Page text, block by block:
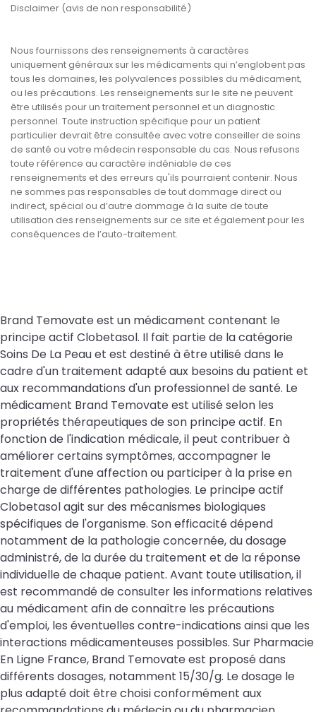
Disclaimer (avis de non responsabilité)
Nous fournissons des renseignements à caractères
uniquement généraux sur les médicaments qui n’englobent pas
tous les domaines, les polyvalences possibles du médicament,
ou les précautions. Les renseignements sur le site ne peuvent
être utilisés pour un traitement personnel et un diagnostic
personnel. Toute instruction spécifique pour un patient
particulier devrait être consultée avec votre conseiller de soins
de santé ou votre médecin responsable du cas. Nous refusons
toute référence au caractère indéniable de ces
renseignements et des erreurs qu'ils pourraient contenir. Nous
ne sommes pas responsables de tout dommage direct ou
indirect, spécial ou d’autre dommage à la suite de toute
utilisation des renseignements sur ce site et également pour les
conséquences de l’auto-traitement.
Brand Temovate est un médicament contenant le
principe actif Clobetasol. Il fait partie de la catégorie
Soins De La Peau et est destiné à être utilisé dans le
cadre d'un traitement adapté aux besoins du patient et
aux recommandations d'un professionnel de santé. Le
médicament Brand Temovate est utilisé selon les
propriétés thérapeutiques de son principe actif. En
fonction de l'indication médicale, il peut contribuer à
améliorer certains symptômes, accompagner le
traitement d'une affection ou participer à la prise en
charge de différentes pathologies. Le principe actif
Clobetasol agit sur des mécanismes biologiques
spécifiques de l'organisme. Son efficacité dépend
notamment de la pathologie concernée, du dosage
administré, de la durée du traitement et de la réponse
individuelle de chaque patient. Avant toute utilisation, il
est recommandé de consulter les informations relatives
au médicament afin de connaître les précautions
d'emploi, les éventuelles contre-indications ainsi que les
interactions médicamenteuses possibles. Sur Pharmacie
En Ligne France, Brand Temovate est proposé dans
différents dosages, notamment 15/30/g. Le dosage le
plus adapté doit être choisi conformément aux